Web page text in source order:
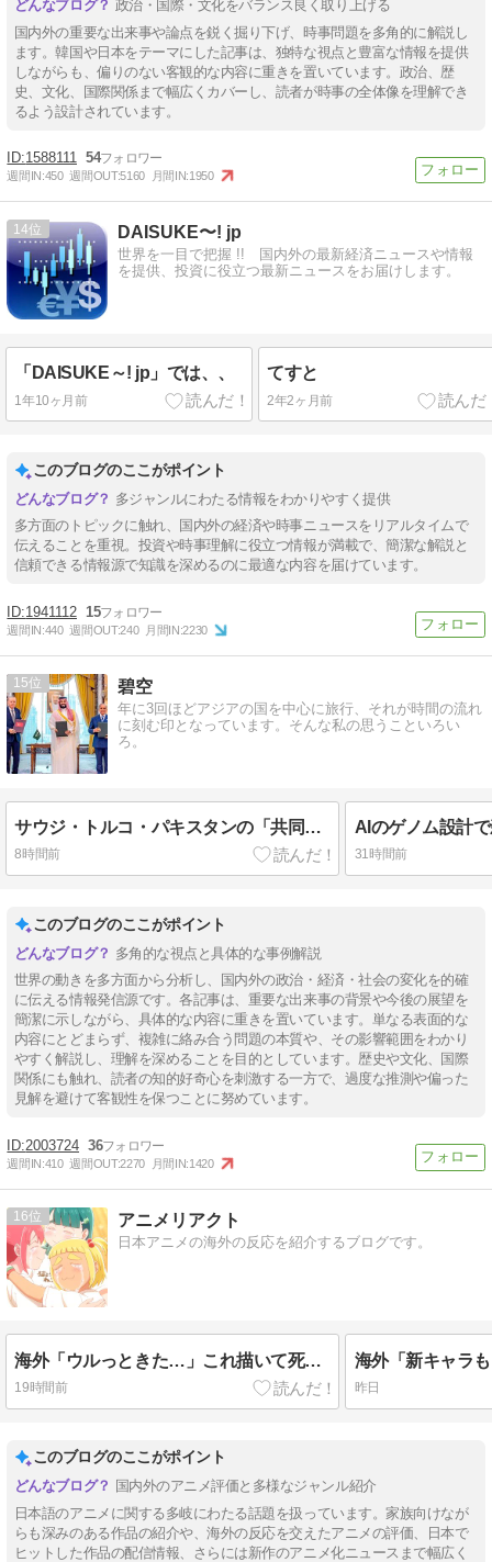
政治・国際・文化をバランス良く取り上げる
国内外の重要な出来事や論点を鋭く掘り下げ、時事問題を多角的に解説し
ます。韓国や日本をテーマにした記事は、独特な視点と豊富な情報を提供
しながらも、偏りのない客観的な内容に重きを置いています。政治、歴
史、文化、国際関係まで幅広くカバーし、読者が時事の全体像を理解でき
るよう設計されています。
1588111 54
週間IN:450 週間OUT:5160 月間IN:1950
14 DAISUKE〜! jp
世界を一目で把握 !! 国内外の最新経済ニュースや情報
を提供、投資に役立つ最新ニュースをお届けします。
「DAISUKE～! jp」では、、
1年10ヶ月前
てすと
2年2ヶ月前
このブログのここがポイント
多ジャンルにわたる情報をわかりやすく提供
多方面のトピックに触れ、国内外の経済や時事ニュースをリアルタイムで
伝えることを重視。投資や時事理解に役立つ情報が満載で、簡潔な解説と
信頼できる情報源で知識を深めるのに最適な内容を届けています。
1941112 15
週間IN:440 週間OUT:240 月間IN:2230
15 碧空
年に3回ほどアジアの国を中心に旅行、それが時間の流れ
に刻む印となっています。そんな私の思うこといろい
ろ。
サウジ・トルコ・パキスタンの「共同防衛協定」 「米国中心」から「地域大国による多極型」への変化
8時間前 31時間前
このブログのここがポイント
多角的な視点と具体的な事例解説
世界の動きを多方面から分析し、国内外の政治・経済・社会の変化を的確
に伝える情報発信源です。各記事は、重要な出来事の背景や今後の展望を
簡潔に示しながら、具体的な内容に重きを置いています。単なる表面的な
内容にとどまらず、複雑に絡み合う問題の本質や、その影響範囲をわかり
やすく解説し、理解を深めることを目的としています。歴史や文化、国際
関係にも触れ、読者の知的好奇心を刺激する一方で、過度な推測や偏った
見解を避けて客観性を保つことに努めています。
2003724 36
週間IN:410 週間OUT:2270 月間IN:1420
16 アニメリアクト
日本アニメの海外の反応を紹介するブログです。
海外「ウルっときた…」これ描いて死ね 第6話の海外反応
19時間前 昨日
このブログのここがポイント
国内外のアニメ評価と多様なジャンル紹介
日本語のアニメに関する多岐にわたる話題を扱っています。家族向けなが
らも深みのある作品の紹介や、海外の反応を交えたアニメの評価、日本で
ヒットした作品の配信情報、さらには新作のアニメ化ニュースまで幅広く